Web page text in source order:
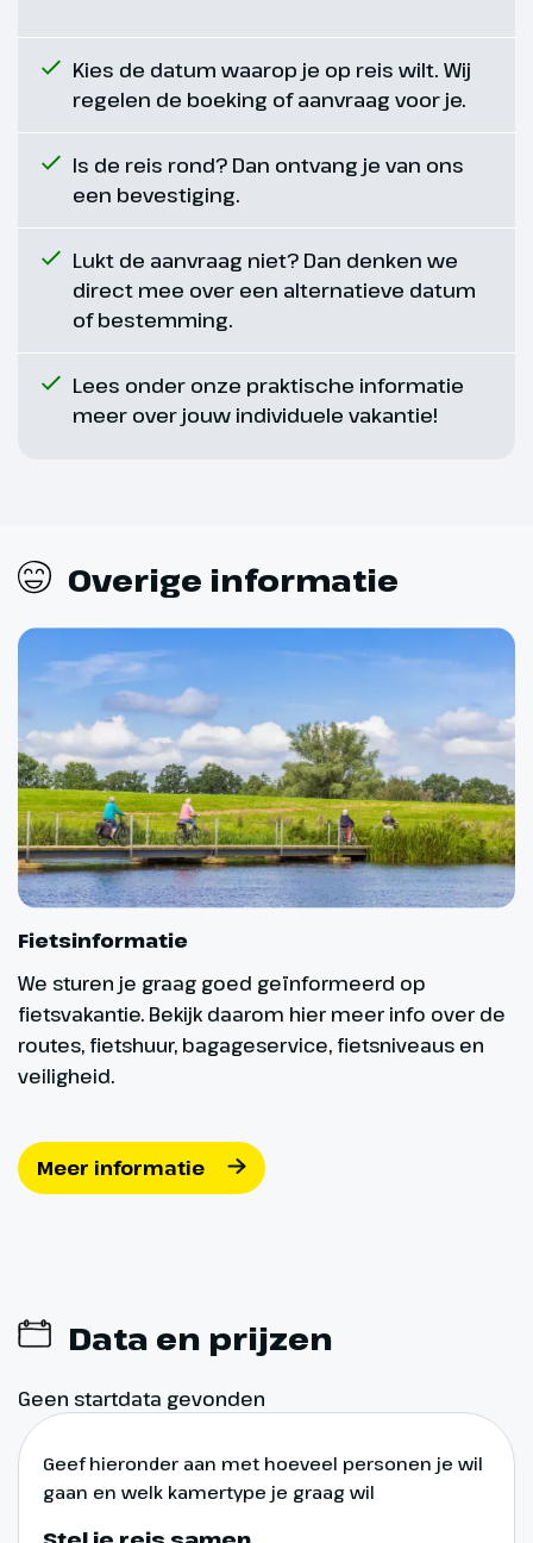
Jouw fietsvakantie is alweer ten
einde en na het ontbijt keer je
terug naar huis.
Kies de datum waarop je op reis wilt. Wij
regelen de boeking of aanvraag voor je.
Is de reis rond? Dan ontvang je van ons
een bevestiging.
Lukt de aanvraag niet? Dan denken we
direct mee over een alternatieve datum
of bestemming.
Lees onder onze praktische informatie
meer over jouw individuele vakantie!
Overige informatie
Fietsinformatie
We sturen je graag goed geïnformeerd op
fietsvakantie. Bekijk daarom hier meer info over de
routes, fietshuur, bagageservice, fietsniveaus en
veiligheid.
Meer informatie
Data en prijzen
Geen startdata gevonden
Geef hieronder aan met hoeveel personen je wil
gaan en welk kamertype je graag wil